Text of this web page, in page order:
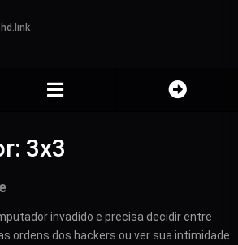
3x3
invadido e precisa decidir entre
ordens dos hackers ou ver sua intimidade